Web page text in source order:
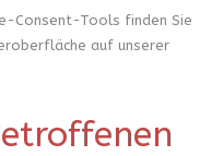
Consent-Tools finden Sie
auf unserer